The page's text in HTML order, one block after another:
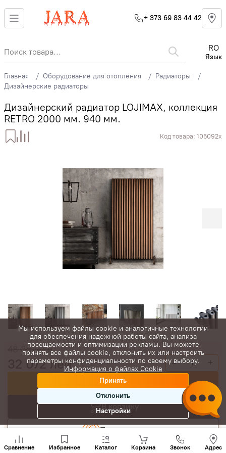
+ 373 69 83 44 42
RO
Язык
Главная Оборудование для отопления
Радиаторы
Дизайнерские радиаторы
Дизайнерский радиатор LOJIMAX, коллекция
RETRO 2000 мм. 940 мм.
Код товара: 105092x
48 861лей
32 072лей - +
Купить сейчас
В корзину
Торговаться
Сравнение Избранное Каталог Корзина Звонок Адрес
нам
+(373)
Мы используем файлы cookie и аналогичные технологии
для обеспечения надежной работы сайта, анализа
посещаемости и оптимизации рекламы. Вы можете
принять все файлы cookie, отклонить их или настроить
параметры конфиденциальности по своему выбору.
Информация о файлах Cookie
Принять
Отклонить
Настройки